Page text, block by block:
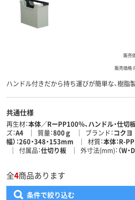
販売
販売価格（
ハンドル付きだから持ち運びが簡単な、樹脂
共通仕様
再生材 本体／RーPP100％、ハンドル・仕切
ズ A4 質量 800ｇ ブランド コクヨ
幅）：260・348・153mm
材質 本体：R-
付属品 仕切り板 外寸法(mm) （W
全4商品あります
条件で絞り込む